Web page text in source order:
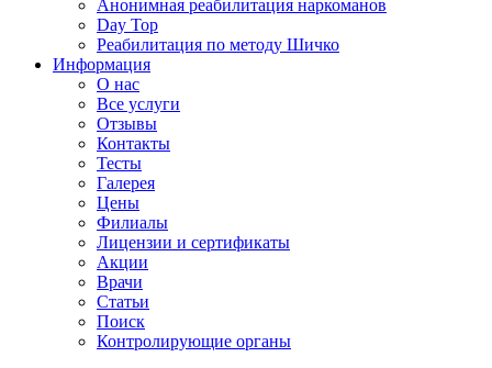
Анонимная реабилитация наркоманов
Day Top
Реабилитация по методу Шичко
Информация
О нас
Все услуги
Отзывы
Контакты
Тесты
Галерея
Цены
Филиалы
Лицензии и сертификаты
Акции
Врачи
Статьи
Поиск
Контролирующие органы